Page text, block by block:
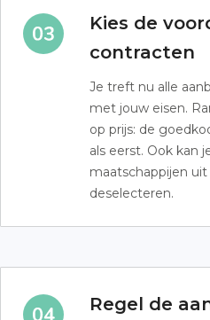
Kies de
contracten
Je treft nu alle
met jouw eisen.
op prijs: de
als eerst. Ook kan
maatschappijen
deselecteren.
Regel de